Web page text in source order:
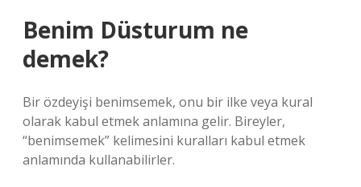
Benim Düsturum ne
demek?
Bir özdeyişi benimsemek, onu bir ilke veya kural
olarak kabul etmek anlamına gelir. Bireyler,
“benimsemek” kelimesini kuralları kabul etmek
anlamında kullanabilirler.